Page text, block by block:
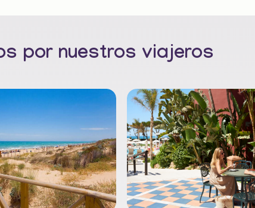
por nuestros viajeros